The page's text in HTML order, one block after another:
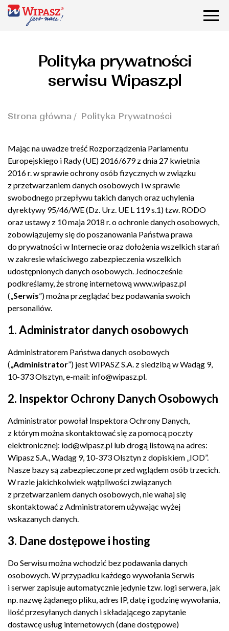
Polityka prywatności
serwisu Wipasz.pl
Strona główna Polityka Prywatności
Mając na uwadze treść Rozporządzenia Parlamentu
Europejskiego i Rady (UE) 2016/679 z dnia 27 kwietnia
2016 r. w sprawie ochrony osób fizycznych w związku
z przetwarzaniem danych osobowych i w sprawie
swobodnego przepływu takich danych oraz uchylenia
dyrektywy 95/46/WE (Dz. Urz. UE L 119 s.1) tzw. RODO
oraz ustawy z 10 maja 2018 r. o ochronie danych osobowych,
zobowiązujemy się do poszanowania Państwa prawa
do prywatności w Internecie oraz dołożenia wszelkich starań
w zakresie właściwego zabezpieczenia wszelkich
udostępnionych danych osobowych. Jednocześnie
podkreślamy, że stronę internetową www.wipasz.pl
(„Serwis”) można przeglądać bez podawania swoich
personaliów.
1. Administrator danych osobowych
Administratorem Państwa danych osobowych
(„Administrator”) jest WIPASZ S.A. z siedzibą w Wadąg 9,
10-373 Olsztyn, e-mail: info@wipasz.pl.
2. Inspektor Ochrony Danych Osobowych
Administrator powołał Inspektora Ochrony Danych,
z którym można skontaktować się za pomocą poczty
elektronicznej: iod@wipasz.pl lub drogą listową na adres:
Wipasz S.A., Wadąg 9, 10-373 Olsztyn z dopiskiem „IOD”.
Nasze bazy są zabezpieczone przed wglądem osób trzecich.
W razie jakichkolwiek wątpliwości związanych
z przetwarzaniem danych osobowych, nie wahaj się
skontaktować z Administratorem używając wyżej
wskazanych danych.
3. Dane dostępowe i hosting
Do Serwisu można wchodzić bez podawania danych
osobowych. W przypadku każdego wywołania Serwis
i serwer zapisuje automatycznie jedynie tzw. logi serwera, jak
np. nazwę żądanego pliku, adres IP, datę i godzinę wywołania,
ilość przesyłanych danych i składającego zapytanie
dostawcę usług internetowych (dane dostępowe)